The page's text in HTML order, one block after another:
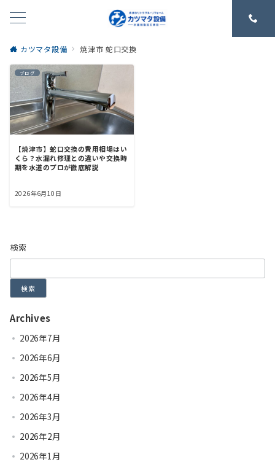
カツマタ設備 焼津市 蛇口交換
ブログ
【焼津市】蛇口交換の費用相場はい
くら？水漏れ修理との違いや交換時
期を水道のプロが徹底解説
2026年6月10日
検索
検索
Archives
2026年7月
2026年6月
2026年5月
2026年4月
2026年3月
2026年2月
2026年1月